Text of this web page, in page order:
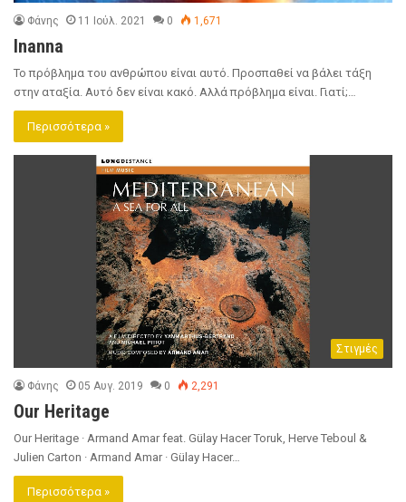
Φάνης 11 Ιούλ. 2021 0 1,671
Inanna
Το πρόβλημα του ανθρώπου είναι αυτό. Προσπαθεί να βάλει τάξη
στην αταξία. Αυτό δεν είναι κακό. Αλλά πρόβλημα είναι. Γιατί;…
Περισσότερα »
Στιγμές
Φάνης 05 Αυγ. 2019 0 2,291
Our Heritage
Our Heritage · Armand Amar feat. Gülay Hacer Toruk, Herve Teboul &
Julien Carton · Armand Amar · Gülay Hacer…
Περισσότερα »